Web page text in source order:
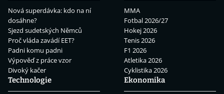
Nová superdávka: kdo na ní
dosáhne?
Sjezd sudetských Němců
Proč vláda zavádí EET?
Padni komu padni
Výpověď z práce vzor
Divoký kačer
MMA
Fotbal 2026/27
Hokej 2026
Tenis 2026
F1 2026
Atletika 2026
Cyklistika 2026
Technologie
Ekonomika